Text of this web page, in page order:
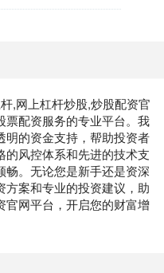
,网上杠杆炒股,炒股配资官
票配资服务的专业平台。我
明的资金支持，帮助投资者
的风控体系和先进的技术支
。无论您是新手还是资深
案和专业的投资建议，助
官网平台，开启您的财富增